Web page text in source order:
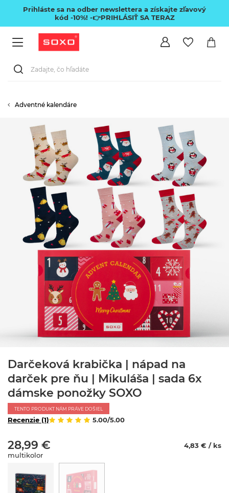
Prihláste sa na odber newslettera a získajte zľavový
kód -10%! -👉PRIHLÁSIŤ SA TERAZ
Adventné kalendáre
Darčeková krabička | nápad na
darček pre ňu | Mikuláša | sada 6x
dámske ponožky SOXO
TENTO PRODUKT NÁM PRÁVE DOŠIEL
5.00/5.00
Recenzie (1)
28,99 €
4,83 € / ks
multikolor